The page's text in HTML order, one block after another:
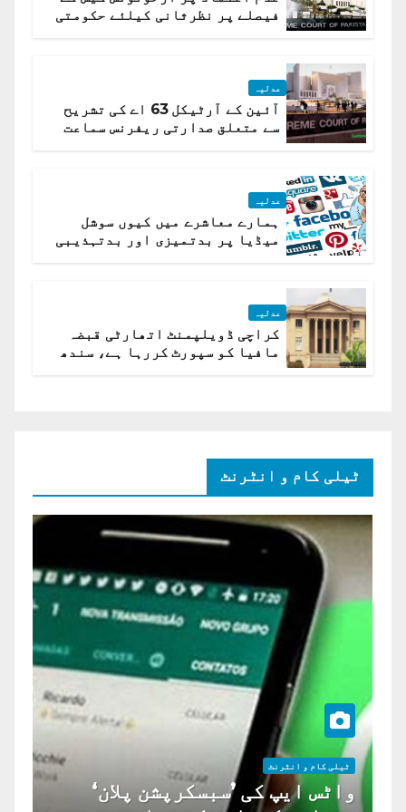
فیصلے پر نظرثانی کیلئے حکومتی
عدلیہ
آئین کے آرٹیکل 63 اے کی تشریح
سے متعلق صدارتی ریفرنس سماعت
عدلیہ
ہمارے معاشرے میں کیوں سوشل
میڈیا پر بدتمیزی اور بدتہذیبی
عدلیہ
کراچی ڈویلپمنٹ اتھارٹی قبضہ
مافیا کو سپورٹ کررہا ہے، سندھ
ٹیلی کام و انٹرنٹ
ٹیلی کام و انٹرنٹ
واٹس ایپ کی ’سبسکرپشن پلان‘